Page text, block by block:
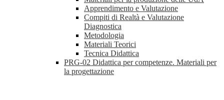
Apprendimento e Valutazione
Compiti di Realtà e Valutazione
Diagnostica
Metodologia
Materiali Teorici
Tecnica Didattica
PRG-02 Didattica per competenze. Materiali per
la progettazione